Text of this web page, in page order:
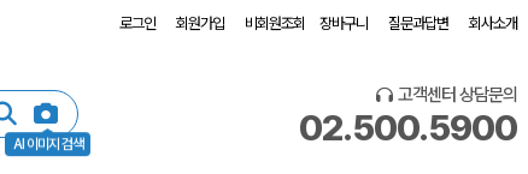
로그인 회원가입 비회원조회 장바구니 질문과답변 회사소개
AI 이미지 검색
고객센터 상담문의
02.500.5900